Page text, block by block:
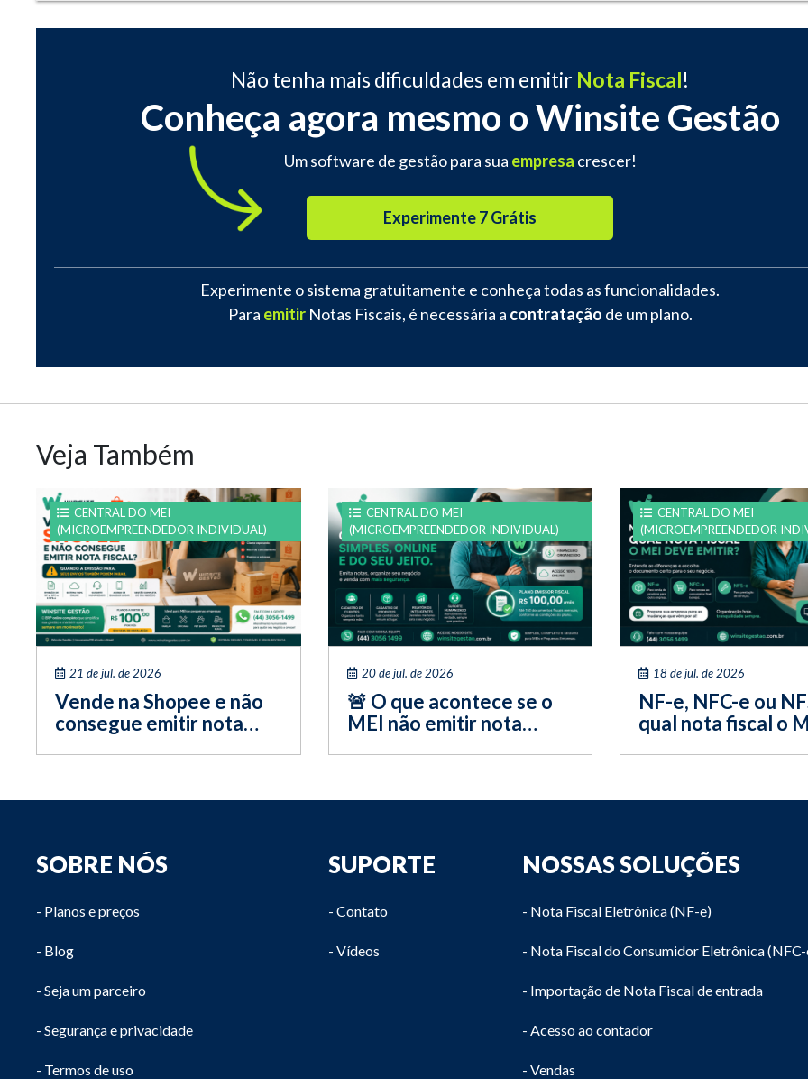
Não tenha mais dificuldades em emitir Nota Fiscal!
Conheça agora mesmo o Winsite Gestão
Um software de gestão para sua empresa crescer!
Experimente 7 Grátis
Experimente o sistema gratuitamente e conheça todas as funcionalidades.
Para emitirNotas Fiscais, é necessária a contratação de um plano.
Veja Também
CENTRAL DO MEI
(MICROEMPREENDEDOR INDIVIDUAL)
21 de jul. de 2026
Vende na Shopee e não
consegue emitir nota
CENTRAL DO MEI
(MICROEMPREENDEDOR INDIVIDUAL)
20 de jul. de 2026
🚨 O que acontece se o
MEI não emitir nota
CENTRAL DO MEI
(MICROEMPREENDEDOR
18 de jul. de 2026
NF-e, NFC-e ou
qual nota fiscal o
SOBRE NÓS
- Planos e preços
- Blog
- Seja um parceiro
- Segurança e privacidade
- Termos de uso
SUPORTE
- Contato
- Vídeos
NOSSAS SOLUÇÕES
- Nota Fiscal Eletrônica (NF-e)
- Nota Fiscal do Consumidor Eletrônica
- Importação de Nota Fiscal de entrada
- Acesso ao contador
- Vendas